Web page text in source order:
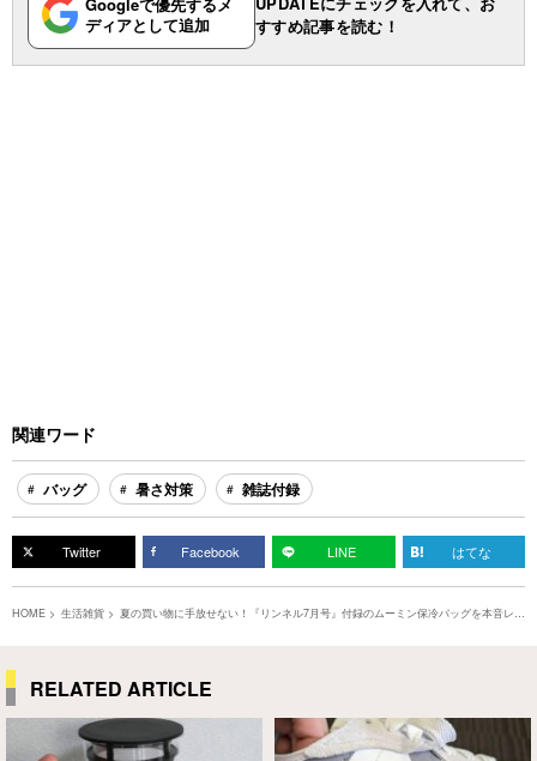
ディアとして追加
すすめ記事を読む！
関連ワード
バッグ 暑さ対策 雑誌付録
Twitter Facebook LINE はてな
HOME 生活雑貨
夏の買い物に手放せない！『リンネル7月号』付録のムーミン保冷バッグを本音レビ
RELATED ARTICLE